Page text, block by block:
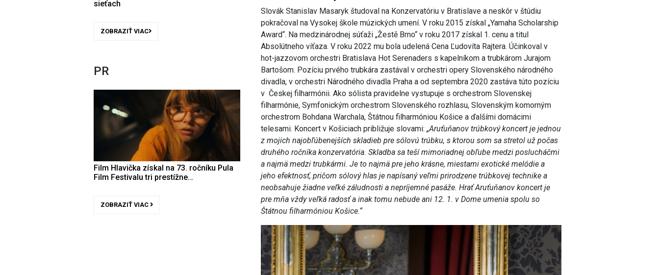
sieťach
ZOBRAZIŤ VIAC
PR
Film Hlavička získal na 73. ročníku Pula
Film Festivalu tri prestížne…
ZOBRAZIŤ VIAC
Slovák Stanislav Masaryk študoval na Konzervatóriu v Bratislave a neskôr v štúdiu
pokračoval na Vysokej škole múzických umení. V roku 2015 získal „Yamaha Scholarship
Award“. Na medzinárodnej súťaži „Žestě Brno“ v roku 2017 získal 1. cenu a titul
Absolútneho víťaza. V roku 2022 mu bola udelená Cena Ľudovíta Rajtera. Účinkoval v
hot-jazzovom orchestri Bratislava Hot Serenaders s kapelníkom a trubkárom Jurajom
Bartošom. Pozíciu prvého trubkára zastával v orchestri opery Slovenského národného
divadla, v orchestri Národného divadla Praha a od septembra 2020 zastáva túto pozíciu
v Českej filharmónii. Ako sólista pravidelne vystupuje s orchestrom Slovenskej
filharmónie, Symfonickým orchestrom Slovenského rozhlasu, Slovenským komorným
orchestrom Bohdana Warchala, Štátnou filharmóniou Košice a ďalšími domácimi
telesami. Koncert v Košiciach približuje slovami:„Aruťuňanov trúbkový koncert je jednou
z mojich najobľúbenejších skladieb pre sólovú trúbku, s ktorou som sa stretol už počas
druhého ročníka konzervatória. Skladba sa teší mimoriadnej obľube medzi poslucháčmi
a najmä medzi trubkármi. Je to najmä pre jeho krásne, miestami exotické melódie a
jeho efektnosť, pričom sólový hlas je napísaný veľmi prirodzene trúbkovej technike a
neobsahuje žiadne veľké záludnosti a nepríjemné pasáže. Hrať Aruťuňanov koncert je
pre mňa vždy veľká radosť a inak tomu nebude ani 12. 1. v Dome umenia spolu so
Štátnou filharmóniou Košice.“